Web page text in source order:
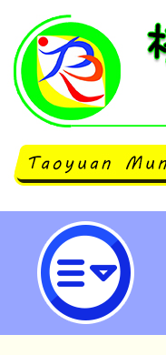
主旨：檢送
Summer
告並鼓勵貴
生踴躍報名參